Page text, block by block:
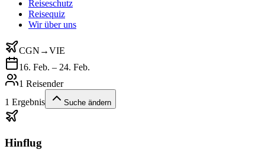
Reiseschutz
Reisequiz
Wir über uns
CGN →VIE
16. Feb. – 24. Feb.
1 Reisender
1 Ergebnis Suche ändern
Hinflug